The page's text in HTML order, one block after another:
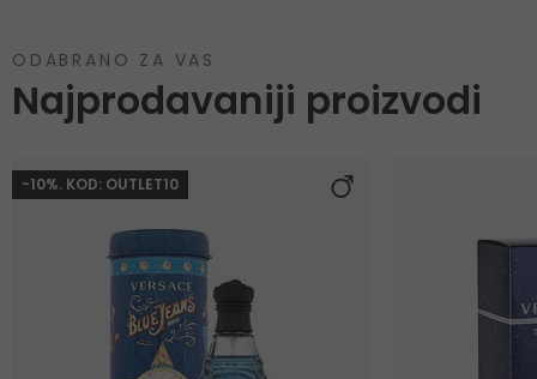
ODABRANO ZA VAS
Najprodavaniji proizvodi
-10%. KOD: OUTLET10